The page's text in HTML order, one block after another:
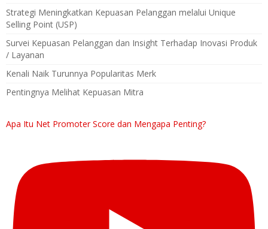
Strategi Meningkatkan Kepuasan Pelanggan melalui Unique
Selling Point (USP)
Survei Kepuasan Pelanggan dan Insight Terhadap Inovasi Produk
/ Layanan
Kenali Naik Turunnya Popularitas Merk
Pentingnya Melihat Kepuasan Mitra
Apa Itu Net Promoter Score dan Mengapa Penting?